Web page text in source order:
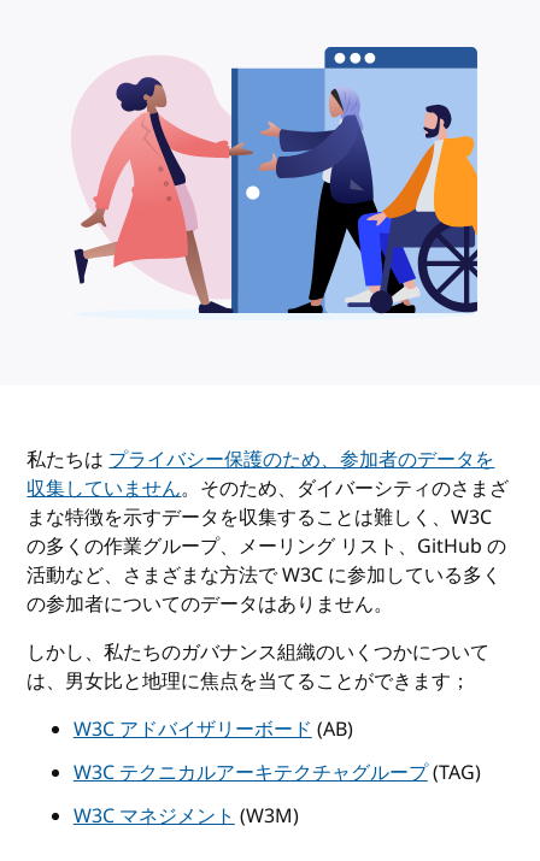
私たちは プライバシー保護のため、参加者のデータを
収集していません。そのため、ダイバーシティのさまざ
まな特徴を示すデータを収集することは難しく、W3C
の多くの作業グループ、メーリング リスト、GitHub の
活動など、さまざまな方法で W3C に参加している多く
の参加者についてのデータはありません。
しかし、私たちのガバナンス組織のいくつかについて
は、男女比と地理に焦点を当てることができます；
W3C アドバイザリーボード (AB)
W3C テクニカルアーキテクチャグループ(TAG)
W3C マネジメント (W3M)